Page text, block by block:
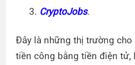
CryptoJobs.
Đây là những thị trường cho
tiền công bằng tiền điện tử,